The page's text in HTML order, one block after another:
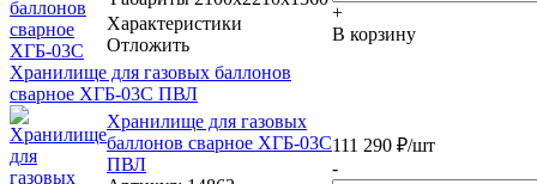
Характеристики
Отложить
+
В корзину
Хранилище для газовых баллонов
сварное ХГБ-03С ПВЛ
Хранилище для газовых
баллонов сварное ХГБ-03С
ПВЛ
111 290 ₽/шт
-